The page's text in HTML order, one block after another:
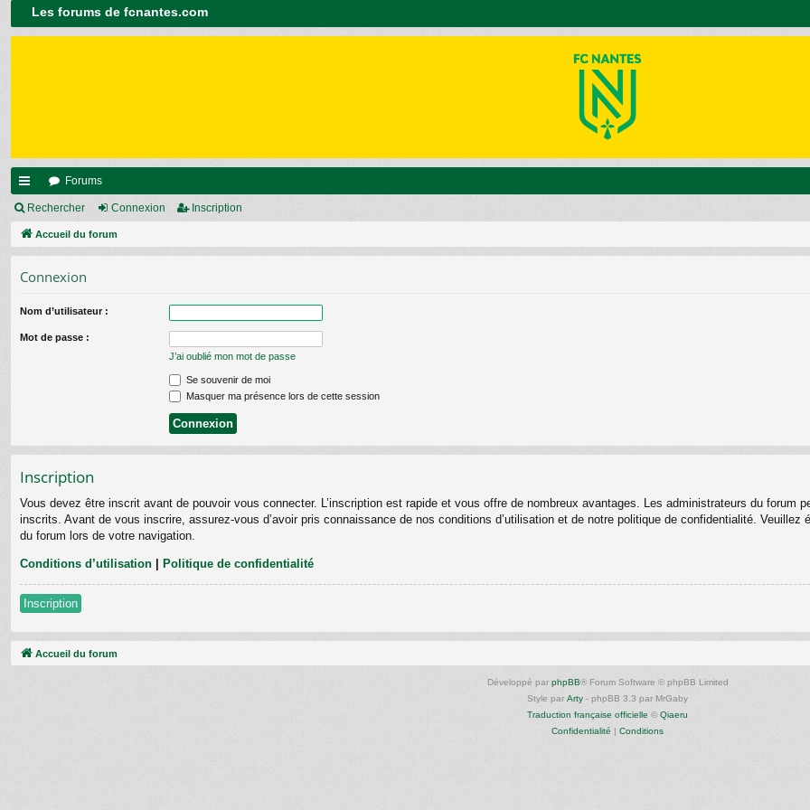
Les forums de fcnantes.com
ac
co
s
Forums
Rechercher Connexion Inscription
Accueil du forum
Connexion
Nom d’utilisateur :
Mot de passe :
J’ai oublié mon mot de passe
Se souvenir de moi
Masquer ma présence lors de cette session
Inscription
Vous devez être inscrit avant de pouvoir vous connecter. L’inscription est rapide et vous offre de nombreux avantages. Les administrateurs du forum
inscrits. Avant de vous inscrire, assurez-vous d’avoir pris connaissance de nos conditions d’utilisation et de notre politique de confidentialité.
du forum lors de votre navigation.
Conditions d’utilisation | Politique de confidentialité
Inscription
Accueil du forum
Développé par phpBB® Forum Software © phpBB Limited
Style par Arty - phpBB 3.3 par MrGaby
Traduction française officielle © Qiaeru
Confidentialité | Conditions